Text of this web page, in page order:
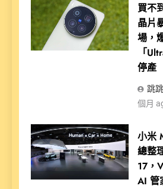
買不
晶片
場，
「
停產
跳
個月
小米
總整
17，
AI 管